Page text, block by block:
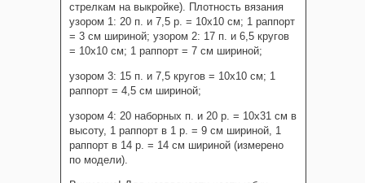
стрелкам на выкройке). Плотность вязания
узором 1: 20 п. и 7,5 р. = 10х10 см; 1 раппорт
= 3 см шириной; узором 2: 17 п. и 6,5 кругов
= 10х10 см; 1 раппорт = 7 см шириной;
узором 3: 15 п. и 7,5 кругов = 10х10 см; 1
раппорт = 4,5 см шириной;
узором 4: 20 наборных п. и 20 р. = 10х31 см в
высоту, 1 раппорт в 1 р. = 9 см шириной, 1
раппорт в 14 р. = 14 см шириной (измерено
по модели).